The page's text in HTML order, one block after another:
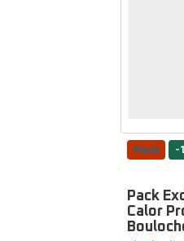
Pack -
Pack
Calor
Note